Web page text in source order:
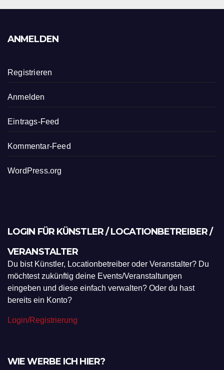
ANMELDEN
Registrieren
Anmelden
Eintrags-Feed
Kommentar-Feed
WordPress.org
LOGIN FÜR KÜNSTLER / LOCATIONBETREIBER /
VERANSTALTER
Du bist Künstler, Locationbetreiber oder Veranstalter? Du
möchtest zukünftig deine Events/Veranstaltungen
eingeben und diese einfach verwalten? Oder du hast
bereits ein Konto?
Login/Registrierung
WIE WERBE ICH HIER?